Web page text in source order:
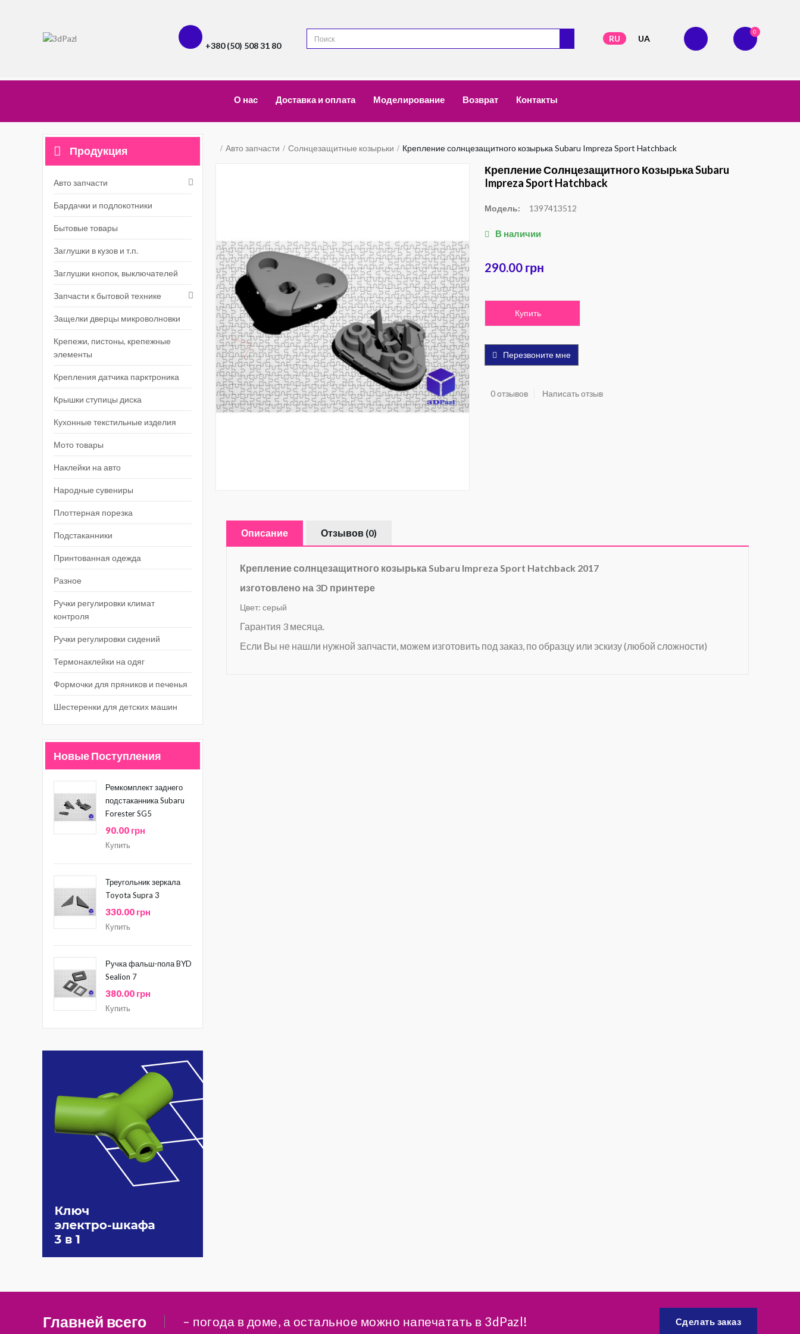
+380 (50) 508 31 80
RU UA
0
О нас Доставка и оплата Моделирование Возврат Контакты
Продукция
Авто запчасти
Бардачки и подлокотники
Бытовые товары
Заглушки в кузов и т.п.
Заглушки кнопок, выключателей
Запчасти к бытовой технике
Защелки дверцы микроволновки
Крепежи, пистоны, крепежные
элементы
Крепления датчика парктроника
Крышки ступицы диска
Кухонные текстильные изделия
Мото товары
Наклейки на авто
Народные сувениры
Плоттерная порезка
Подстаканники
Принтованная одежда
Разное
Ручки регулировки климат
контроля
Ручки регулировки сидений
Термонаклейки на одяг
Формочки для пряников и печенья
Шестеренки для детских машин
Новые Поступления
Ремкомплект заднего
подстаканника Subaru
Forester SG5
90.00 грн
Купить
Треугольник зеркала
Toyota Supra 3
330.00 грн
Купить
Ручка фальш-пола BYD
Sealion 7
380.00 грн
Купить
Авто запчасти Солнцезащитные козырьки Крепление солнцезащитного козырька Subaru Impreza Sport Hatchback
Крепление Солнцезащитного Козырька Subaru
Impreza Sport Hatchback
Модель: 1397413512
В наличии
290.00 грн
Купить
Перезвоните мне
0 отзывов Написать отзыв
Описание Отзывов (0)
Крепление солнцезащитного козырькаSubaru Impreza Sport Hatchback 2017
изготовлено на 3D принтере
Цвет: серый
Гарантия 3 месяца.
Если Вы не нашли нужной запчасти, можем изготовить под заказ, по образцу или эскизу (любой сложности)
Главней всего – погода в доме, а остальное можно напечатать в 3dPazl! Сделать заказ